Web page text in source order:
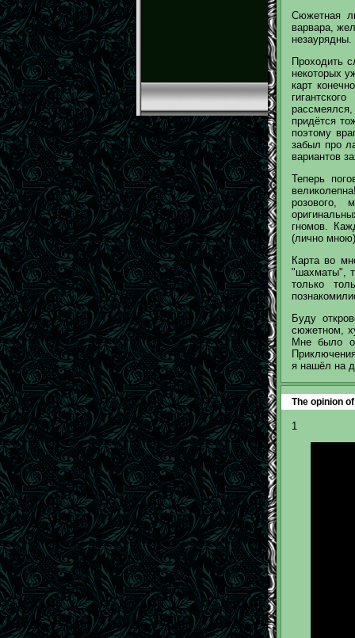
Сюжетная
варвара,
незаурядны.
Проходить
некоторых
карт
придётся
поэтому
забыл про
вариантов
Теперь
розового,
гномов.
(лично
Карта во
"шахматы",
только
Буду
сюжетном,
Мне было
я нашёл на
The opinion
1